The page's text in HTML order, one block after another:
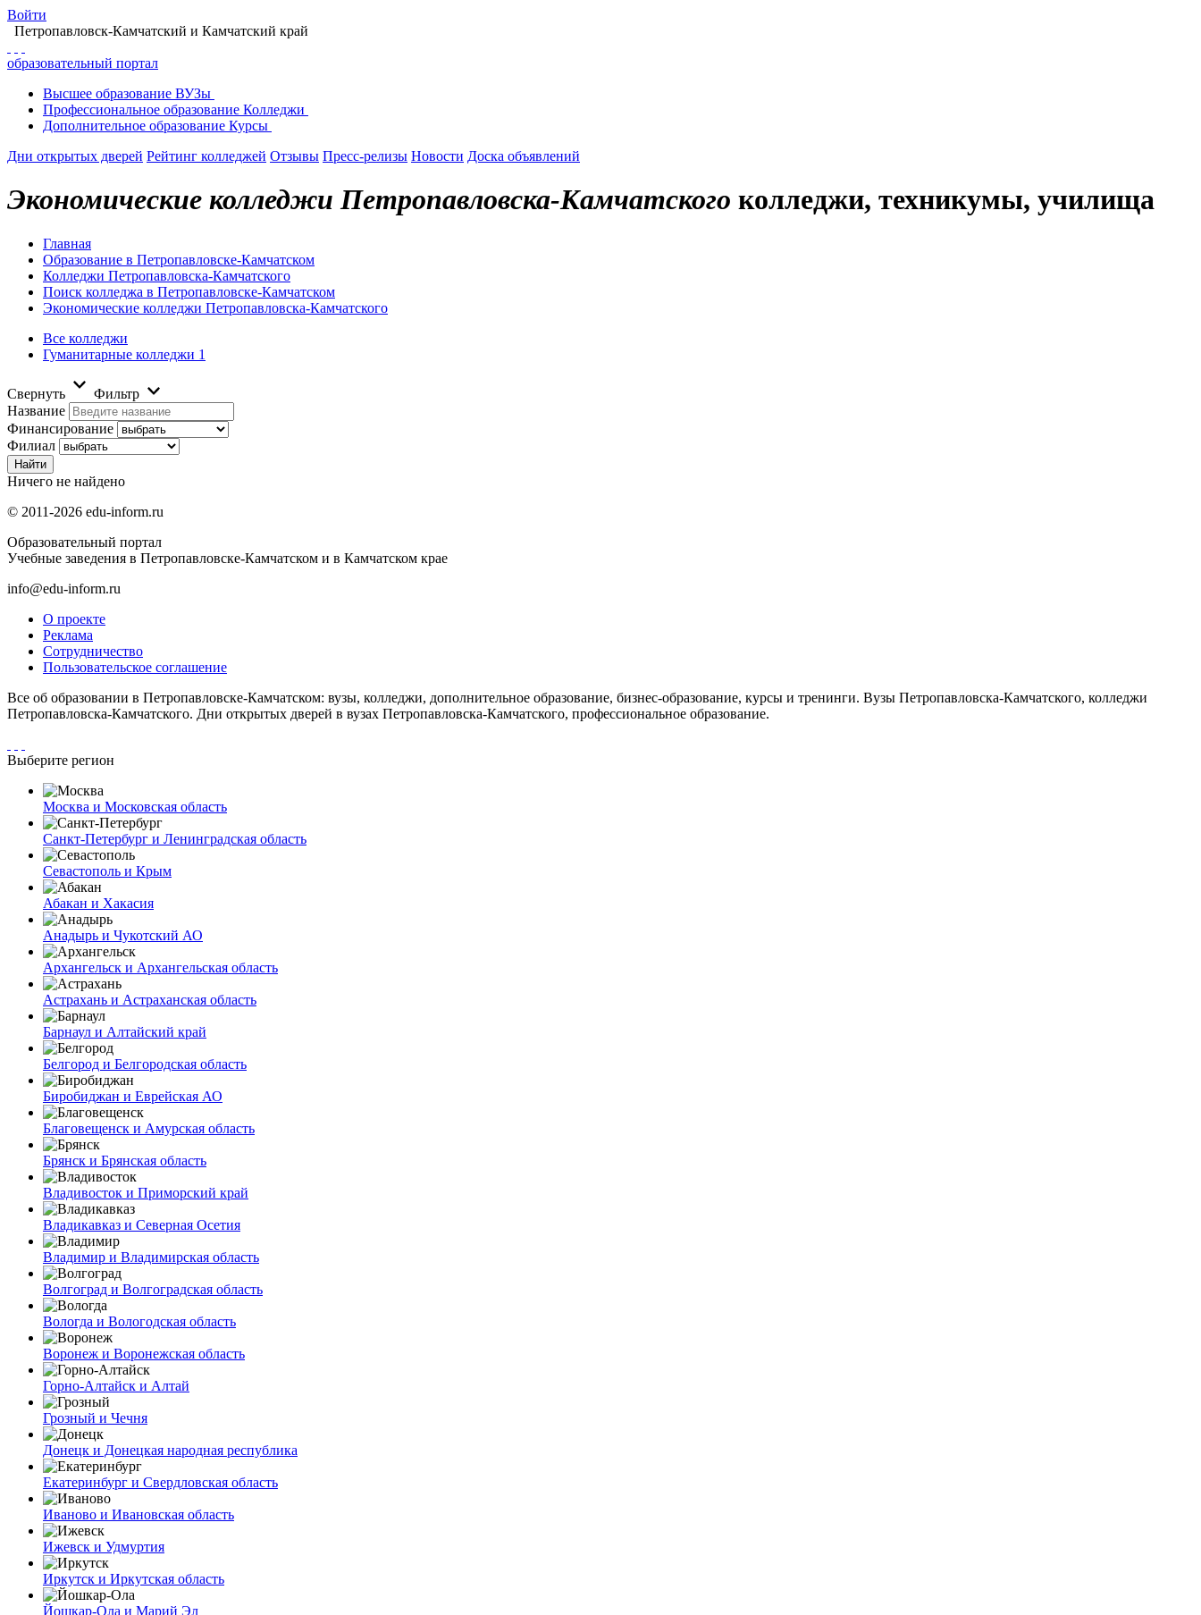
Войти
Петропавловск-Камчатский и Камчатский край
образовательный портал
Высшее образование ВУЗы
Профессиональное образование Колледжи
Дополнительное образование Курсы
Дни открытых дверей Рейтинг колледжей Отзывы Пресс-релизы Новости Доска объявлений
Экономические колледжи Петропавловска-Камчатского колледжи, техникумы, училища
Главная
Образование в Петропавловске-Камчатском
Колледжи Петропавловска-Камчатского
Поиск колледжа в Петропавловске-Камчатском
Экономические колледжи Петропавловска-Камчатского
Все колледжи
Гуманитарные колледжи 1
Свернуть
Фильтр
Название
Финансирование
Филиал
Ничего не найдено
© 2011-2026 edu-inform.ru
Образовательный портал
Учебные заведения в Петропавловске-Камчатском и в Камчатском крае
info@edu-inform.ru
О проекте
Реклама
Сотрудничество
Пользовательское соглашение
Все об образовании в Петропавловске-Камчатском: вузы, колледжи, дополнительное образование, бизнес-образование, курсы и тренинги. Вузы Петропавловска-Камчатского, колледжи
Петропавловска-Камчатского. Дни открытых дверей в вузах Петропавловска-Камчатского, профессиональное образование.
Выберите регион
Москва и Московская область
Санкт-Петербург и Ленинградская область
Севастополь и Крым
Абакан и Хакасия
Анадырь и Чукотский АО
Архангельск и Архангельская область
Астрахань и Астраханская область
Барнаул и Алтайский край
Белгород и Белгородская область
Биробиджан и Еврейская АО
Благовещенск и Амурская область
Брянск и Брянская область
Владивосток и Приморский край
Владикавказ и Северная Осетия
Владимир и Владимирская область
Волгоград и Волгоградская область
Вологда и Вологодская область
Воронеж и Воронежская область
Горно-Алтайск и Алтай
Грозный и Чечня
Донецк и Донецкая народная республика
Екатеринбург и Свердловская область
Иваново и Ивановская область
Ижевск и Удмуртия
Иркутск и Иркутская область
Йошкар-Ола и Марий Эл